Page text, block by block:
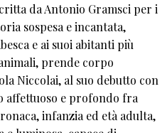
da Antonio Gramsci per i
sospesa e incantata,
e ai suoi abitanti più
prende corpo
Niccolai, al suo debutto con
affettuoso e profondo fra
infanzia ed età adulta,